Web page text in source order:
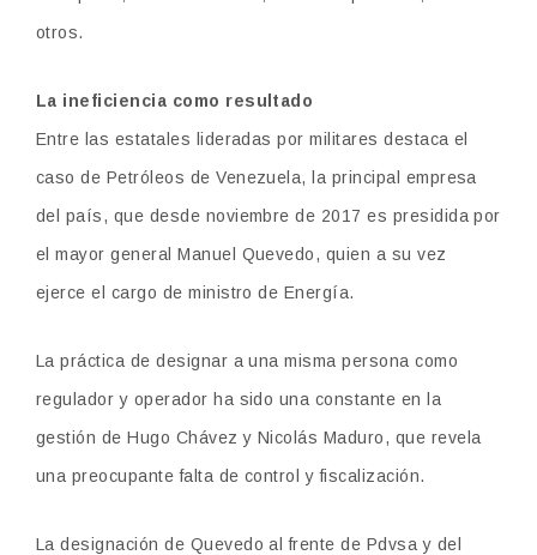
otros.
La ineficiencia como resultado
Entre las estatales lideradas por militares destaca el
caso de Petróleos de Venezuela, la principal empresa
del país, que desde noviembre de 2017 es presidida por
el mayor general Manuel Quevedo, quien a su vez
ejerce el cargo de ministro de Energía.
La práctica de designar a una misma persona como
regulador y operador ha sido una constante en la
gestión de Hugo Chávez y Nicolás Maduro, que revela
una preocupante falta de control y fiscalización.
La designación de Quevedo al frente de Pdvsa y del